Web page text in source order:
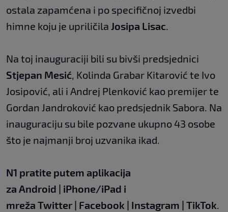
ostala zapamćena i po specifičnoj izvedbi
himne koju je upriličila Josipa Lisac.
Na toj inauguraciji bili su bivši predsjednici
Stjepan Mesić, Kolinda Grabar Kitarović te Ivo
Josipović, ali i Andrej Plenković kao premijer te
Gordan Jandroković kao predsjednik Sabora. Na
inauguraciju su bile pozvane ukupno 43 osobe
što je najmanji broj uzvanika ikad.
N1 pratite putem aplikacija
za Android | iPhone/iPad i
mreža Twitter | Facebook | Instagram | TikTok.